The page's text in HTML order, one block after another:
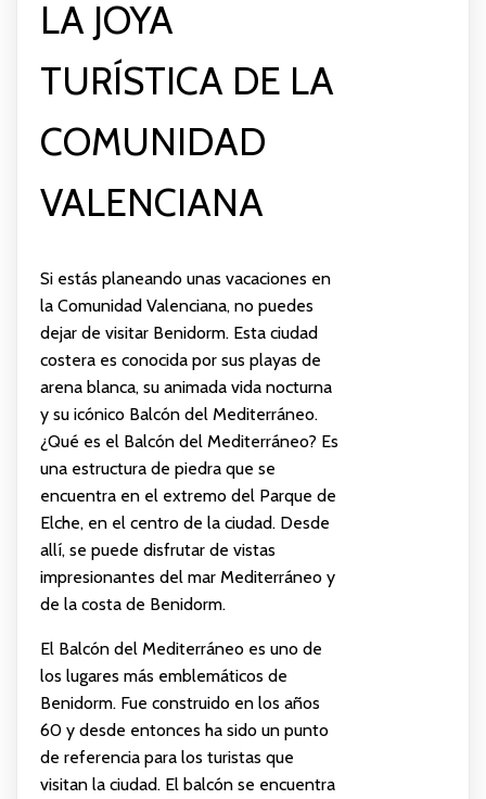
LA JOYA
TURÍSTICA DE LA
COMUNIDAD
VALENCIANA
Si estás planeando unas vacaciones en
la Comunidad Valenciana, no puedes
dejar de visitar Benidorm. Esta ciudad
costera es conocida por sus playas de
arena blanca, su animada vida nocturna
y su icónico Balcón del Mediterráneo.
¿Qué es el Balcón del Mediterráneo? Es
una estructura de piedra que se
encuentra en el extremo del Parque de
Elche, en el centro de la ciudad. Desde
allí, se puede disfrutar de vistas
impresionantes del mar Mediterráneo y
de la costa de Benidorm.
El Balcón del Mediterráneo es uno de
los lugares más emblemáticos de
Benidorm. Fue construido en los años
60 y desde entonces ha sido un punto
de referencia para los turistas que
visitan la ciudad. El balcón se encuentra